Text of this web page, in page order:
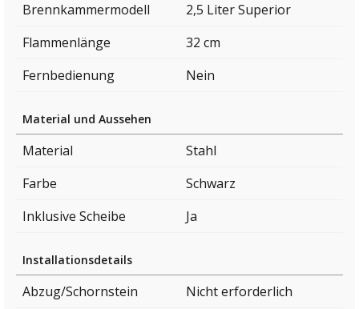
Brennkammermodell
2,5 Liter Superior
Flammenlänge
32 cm
Fernbedienung
Nein
Material und Aussehen
Material
Stahl
Farbe
Schwarz
Inklusive Scheibe
Ja
Installationsdetails
Abzug/Schornstein
Nicht erforderlich